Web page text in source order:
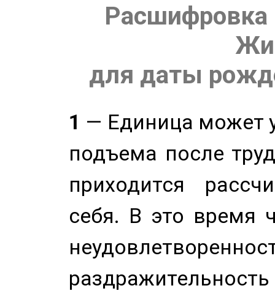
Расшифровка
для даты
1 — Единица может
подъема после
приходится
себя. В это время